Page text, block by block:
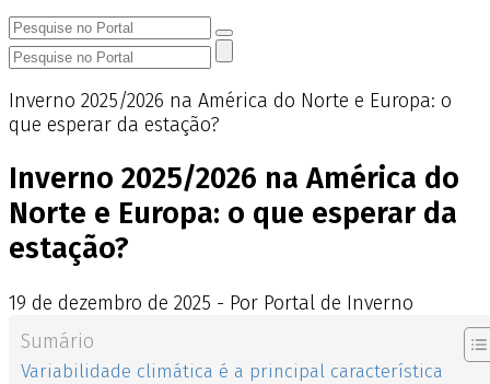
Inverno 2025/2026 na América do Norte e Europa: o
que esperar da estação?
Inverno 2025/2026 na América do
Norte e Europa: o que esperar da
estação?
19 de dezembro de 2025 - Por Portal de Inverno
Sumário
Variabilidade climática é a principal característica